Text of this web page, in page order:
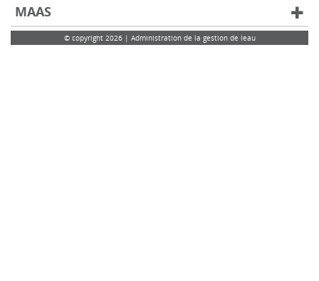
MAAS
© copyright 2026 | Administration de la gestion de leau